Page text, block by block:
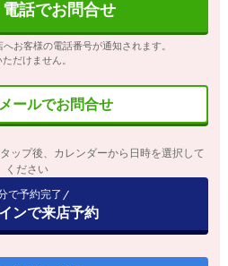
電話でお問合せ
お客様の電話番号が通知されます。
だけません。
ールでお問合せ
ップ後、カレンダーから日時を選択して
ください
で予約完了
ンで来店予約